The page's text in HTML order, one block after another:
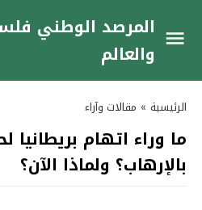
المرصد الوطني
والعالم
الرئيسية » مقالات وآراء
ما وراء اتهام
بالإرهاب؟ ولماذا الآن؟